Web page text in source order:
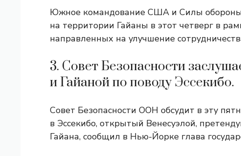
Южное командование США и Силы
на территории Гайаны в этот четверг в
направленных на улучшение
3. Совет Безопасности
и Гайаной по поводу Эссекибо.
Совет Безопасности ООН обсудит в эту
в Эссекибо, открытый Венесуэлой,
Гайана, сообщил в Нью-Йорке глава